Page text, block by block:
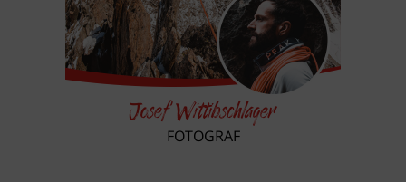
Josef Wittibschlager
FOTOGRAF